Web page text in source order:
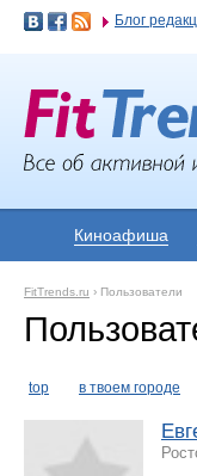
Блог
Киноафиша
FitTrends.ru › Пользователи
top в твоем городе